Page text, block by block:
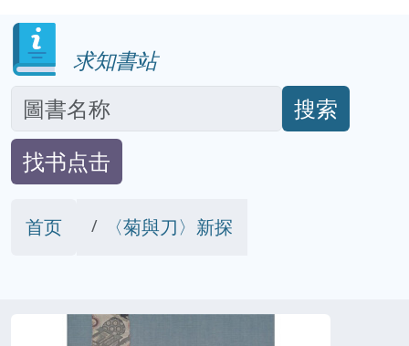
求知書站
搜索
找书点击
首页 〈菊與刀〉新探